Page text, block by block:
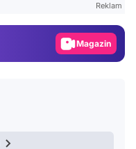
Reklam
Magazin